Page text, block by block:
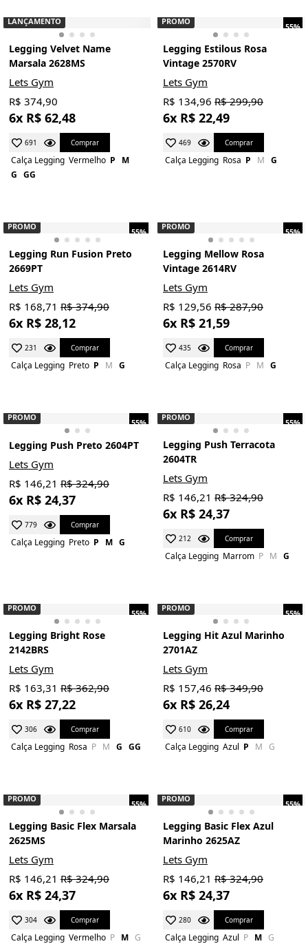
LANÇAMENTO
Legging Velvet Name
Marsala 2628MS
Lets Gym
R$ 374,90
6x R$ 62,48
691 Comprar
Calça Legging Vermelho P
M
G GG
55%
PROMO
Legging Estilous Rosa
Vintage 2570RV
Lets Gym
R$ 134,96 R$ 299,90
6x R$ 22,49
469 Comprar
Calça Legging Rosa P M G
55%
PROMO
Legging Run Fusion Preto
2669PT
Lets Gym
R$ 168,71 R$ 374,90
6x R$ 28,12
231 Comprar
Calça Legging Preto P M G
55%
PROMO
Legging Mellow Rosa
Vintage 2614RV
Lets Gym
R$ 129,56 R$ 287,90
6x R$ 21,59
435 Comprar
Calça Legging Rosa P M G
55%
PROMO
Legging Push Preto 2604PT
Lets Gym
R$ 146,21 R$ 324,90
6x R$ 24,37
779 Comprar
Calça Legging Preto P M G
55%
PROMO
Legging Push Terracota
2604TR
Lets Gym
R$ 146,21 R$ 324,90
6x R$ 24,37
212 Comprar
Calça Legging Marrom P M G
55%
PROMO
Legging Bright Rose
2142BRS
Lets Gym
R$ 163,31 R$ 362,90
6x R$ 27,22
306 Comprar
Calça Legging Rosa P M G GG
55%
PROMO
Legging Hit Azul Marinho
2701AZ
Lets Gym
R$ 157,46 R$ 349,90
6x R$ 26,24
610 Comprar
Calça Legging Azul P M G
55%
PROMO
Legging Basic Flex Marsala
2625MS
Lets Gym
R$ 146,21 R$ 324,90
6x R$ 24,37
304 Comprar
Calça Legging Vermelho P M G
55%
PROMO
Legging Basic Flex Azul
Marinho 2625AZ
Lets Gym
R$ 146,21 R$ 324,90
6x R$ 24,37
280 Comprar
Calça Legging Azul P M G